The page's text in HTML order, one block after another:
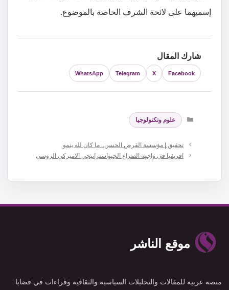
إسميهما على لائحة الشرف الخاصة بالموضوع.
شارك المقال
Facebook
X
Telegram
WhatsApp
التصنيفات
علوم وتكنولوجيا
تحقيق | مؤسسة القرض الحسن.. ما كان لله ينمو
افريقيا في واجهة الصراع الجيواستراتيجي الاميركي الروسي
موقع الناشر
منصة عربية للمقالات والتحليلات السياسية والثقافية وقراءات في قضايا